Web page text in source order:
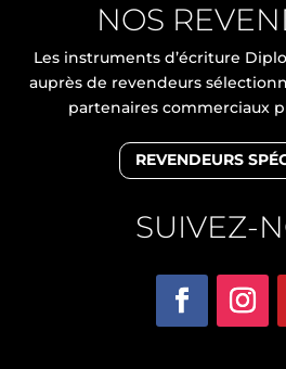
NOS
Les instruments d’écriture
auprès de revendeurs
partenaires commerciaux
REVENDEURS
SUIVEZ-